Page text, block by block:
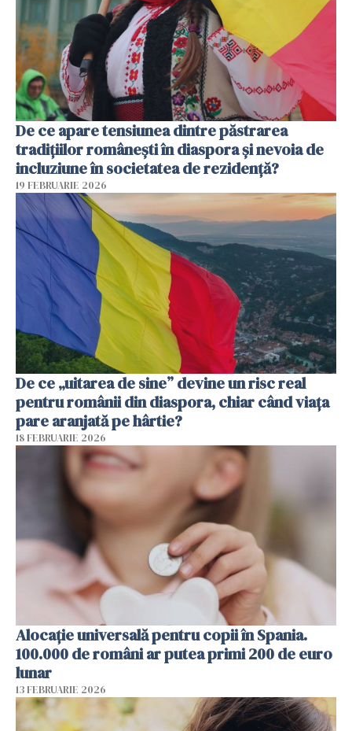
De ce apare tensiunea dintre păstrarea
tradițiilor românești în diaspora și nevoia de
incluziune în societatea de rezidență?
19 FEBRUARIE 2026
De ce „uitarea de sine” devine un risc real
pentru românii din diaspora, chiar când viața
pare aranjată pe hârtie?
18 FEBRUARIE 2026
Alocație universală pentru copii în Spania.
100.000 de români ar putea primi 200 de euro
lunar
13 FEBRUARIE 2026